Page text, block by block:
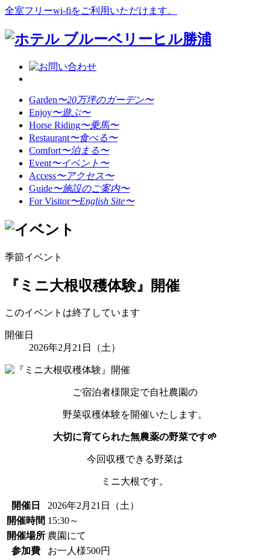
全室フリーwi-fiをご利用いただけます。
Garden〜20万坪のガーデン〜
Enjoy〜遊ぶ〜
Horse Riding〜乗馬〜
Restaurant〜食べる〜
Comfort〜泊まる〜
Event〜イベント〜
Access〜アクセス〜
Guide〜施設のご案内〜
For Visitor〜English Site〜
季節イベント
『ミニ大根収穫体験』開催
このイベントは終了しています
開催日
2026年2月21日（土）
ご宿泊者様限定で自社農園の
野菜収穫体験を開催いたします。
大切に育てられた無農薬の野菜です🌱
今回収穫できる野菜は
ミニ大根です。
開催日
2026年2月21日（土）
開催時間 15:30～
開催場所 農園にて
参加費
お一人様500円